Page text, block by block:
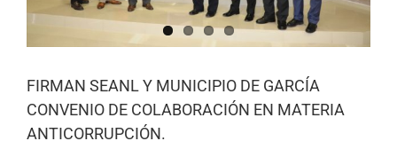
FIRMAN SEANL Y MUNICIPIO DE GARCÍA
CONVENIO DE COLABORACIÓN EN MATERIA
ANTICORRUPCIÓN.